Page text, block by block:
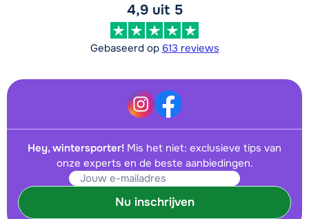
4,9 uit 5
Gebaseerd op 613 reviews
Hey, wintersporter! Mis het niet: exclusieve tips van
onze experts en de beste aanbiedingen.
Nu inschrijven